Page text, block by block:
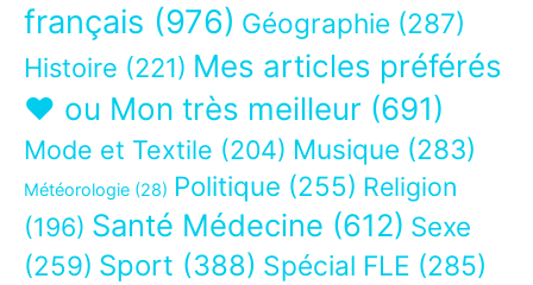
français (976) Géographie (287)
Histoire (221) Mes articles préférés
❤ ou Mon très meilleur (691)
Mode et Textile (204) Musique (283)
Météorologie (28) Politique (255) Religion
(196) Santé Médecine (612) Sexe
(259) Sport (388) Spécial FLE (285)